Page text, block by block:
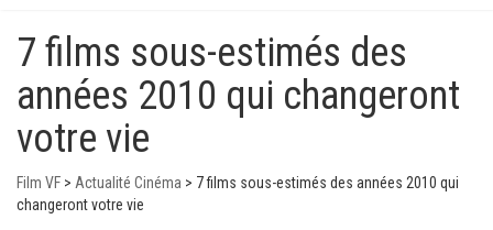
7 films sous-estimés des
années 2010 qui changeront
votre vie
Film VF > Actualité Cinéma > 7 films sous-estimés des années 2010 qui
changeront votre vie